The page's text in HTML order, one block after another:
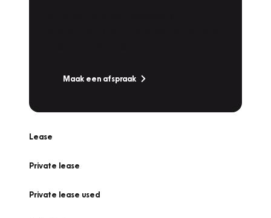
Maak een afspraak
Lease
Private lease
Private lease used